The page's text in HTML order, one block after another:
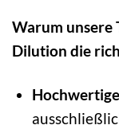
Warum unsere
Dilution die